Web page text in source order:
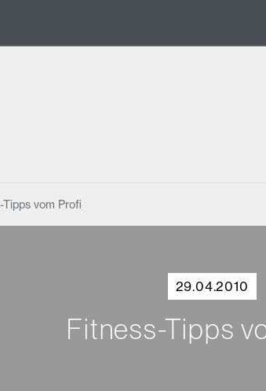
Tipps vom Profi
29.04.2010
Fitness-Tipps